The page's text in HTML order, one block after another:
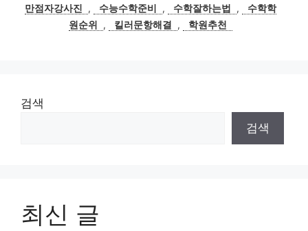
리
그
만점자강사진
, 수능수학준비 , 수학잘하는법 ,
수학학
원순위
, 킬러문항해결 , 학원추천
검색
검색
최신 글